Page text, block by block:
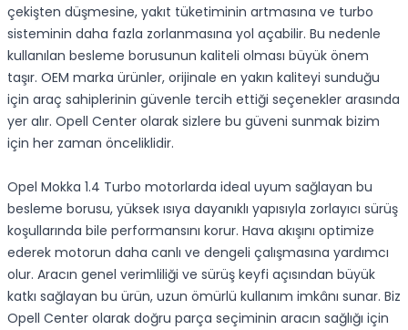
çekişten düşmesine, yakıt tüketiminin artmasına ve turbo
sisteminin daha fazla zorlanmasına yol açabilir. Bu nedenle
kullanılan besleme borusunun kaliteli olması büyük önem
taşır. OEM marka ürünler, orijinale en yakın kaliteyi sunduğu
için araç sahiplerinin güvenle tercih ettiği seçenekler arasında
yer alır. Opell Center olarak sizlere bu güveni sunmak bizim
için her zaman önceliklidir.
Opel Mokka 1.4 Turbo motorlarda ideal uyum sağlayan bu
besleme borusu, yüksek ısıya dayanıklı yapısıyla zorlayıcı sürüş
koşullarında bile performansını korur. Hava akışını optimize
ederek motorun daha canlı ve dengeli çalışmasına yardımcı
olur. Aracın genel verimliliği ve sürüş keyfi açısından büyük
katkı sağlayan bu ürün, uzun ömürlü kullanım imkânı sunar. Biz
Opell Center olarak doğru parça seçiminin aracın sağlığı için